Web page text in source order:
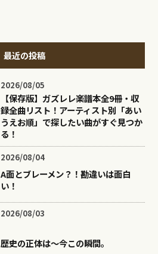
最近の投稿
2026/08/05
【保存版】ガズレレ楽譜本全9冊・収
録全曲リスト！アーティスト別「あい
うえお順」で探したい曲がすぐ見つか
る！
2026/08/04
A面とブレーメン？！勘違いは面白
い！
2026/08/03
歴史の正体は〜今この瞬間。